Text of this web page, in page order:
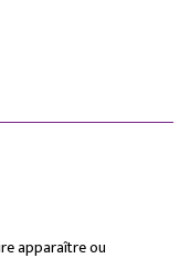
apparaître ou